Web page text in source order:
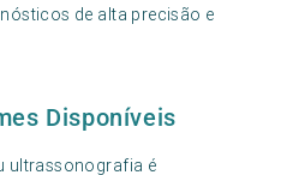
de alta precisão e
Disponíveis
ultrassonografia é